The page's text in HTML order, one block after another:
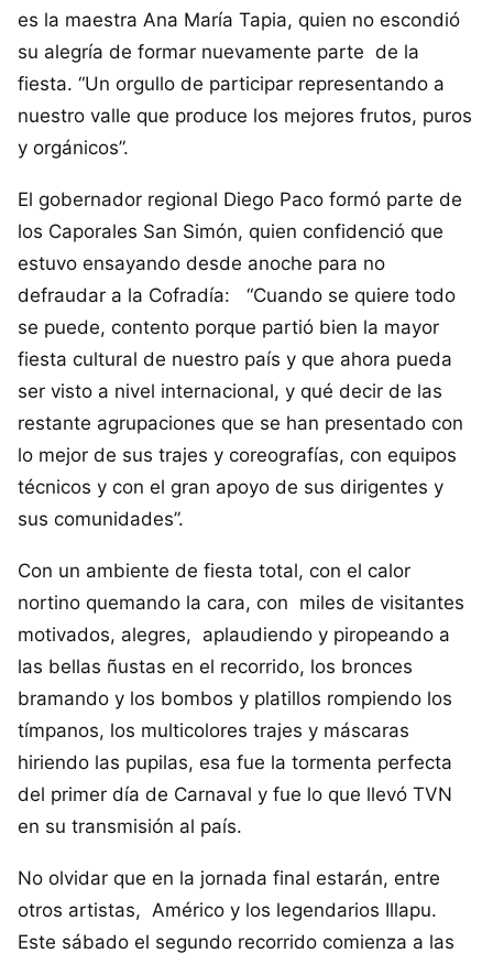
es la maestra Ana María Tapia, quien no escondió
su alegría de formar nuevamente parte de la
fiesta. “Un orgullo de participar representando a
nuestro valle que produce los mejores frutos, puros
y orgánicos”.
El gobernador regional Diego Paco formó parte de
los Caporales San Simón, quien confidenció que
estuvo ensayando desde anoche para no
defraudar a la Cofradía: “Cuando se quiere todo
se puede, contento porque partió bien la mayor
fiesta cultural de nuestro país y que ahora pueda
ser visto a nivel internacional, y qué decir de las
restante agrupaciones que se han presentado con
lo mejor de sus trajes y coreografías, con equipos
técnicos y con el gran apoyo de sus dirigentes y
sus comunidades”.
Con un ambiente de fiesta total, con el calor
nortino quemando la cara, con miles de visitantes
motivados, alegres, aplaudiendo y piropeando a
las bellas ñustas en el recorrido, los bronces
bramando y los bombos y platillos rompiendo los
tímpanos, los multicolores trajes y máscaras
hiriendo las pupilas, esa fue la tormenta perfecta
del primer día de Carnaval y fue lo que llevó TVN
en su transmisión al país.
No olvidar que en la jornada final estarán, entre
otros artistas, Américo y los legendarios Illapu.
Este sábado el segundo recorrido comienza a las